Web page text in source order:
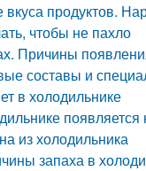
продуктов.
чтобы не пахло
Причины
составы и
в холодильнике
из холодильника
запаха в